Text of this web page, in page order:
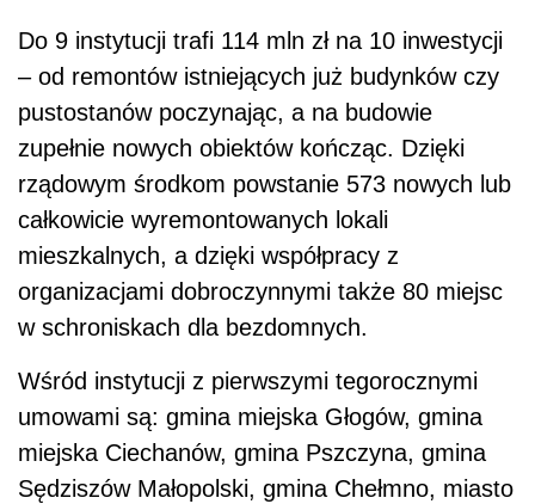
Do 9 instytucji trafi 114 mln zł na 10 inwestycji
– od remontów istniejących już budynków czy
pustostanów poczynając, a na budowie
zupełnie nowych obiektów kończąc. Dzięki
rządowym środkom powstanie 573 nowych lub
całkowicie wyremontowanych lokali
mieszkalnych, a dzięki współpracy z
organizacjami dobroczynnymi także 80 miejsc
w schroniskach dla bezdomnych.
Wśród instytucji z pierwszymi tegorocznymi
umowami są: gmina miejska Głogów, gmina
miejska Ciechanów, gmina Pszczyna, gmina
Sędziszów Małopolski, gmina Chełmno, miasto